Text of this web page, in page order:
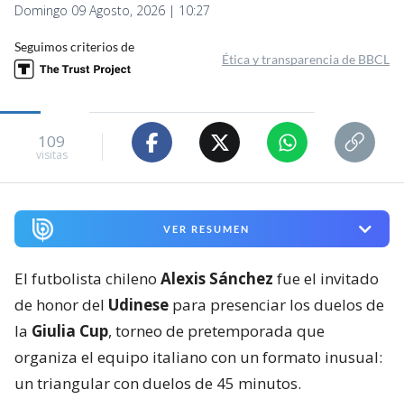
Domingo 09 Agosto, 2026 | 10:27
Seguimos criterios de
Ética y transparencia de BBCL
109
visitas
VER RESUMEN
El futbolista chileno Alexis Sánchez fue el invitado
de honor del Udinese para presenciar los duelos de
la Giulia Cup, torneo de pretemporada que
organiza el equipo italiano con un formato inusual:
un triangular con duelos de 45 minutos.